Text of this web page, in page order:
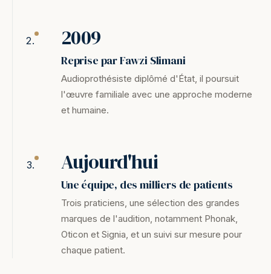
2009
Reprise par Fawzi Slimani
Audioprothésiste diplômé d'État, il poursuit
l'œuvre familiale avec une approche moderne
et humaine.
Aujourd'hui
Une équipe, des milliers de patients
Trois praticiens, une sélection des grandes
marques de l'audition, notamment Phonak,
Oticon et Signia, et un suivi sur mesure pour
chaque patient.